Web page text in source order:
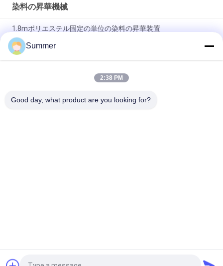
染料の昇華機械
1.8mポリエステル固定の単位の染料の昇華装置
3つEpsonは4720の頭部基づいて水/分散インクが付いている昇
華装置を染めます
3.5kw力の染料の昇華機械生地の昇華ドライヤー1600mmの働
Summer
2:38 PM
Good day, what product are you looking for?